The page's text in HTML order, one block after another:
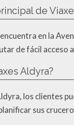
de
en la
de fácil acceso
Aldyra?
los clientes
sus